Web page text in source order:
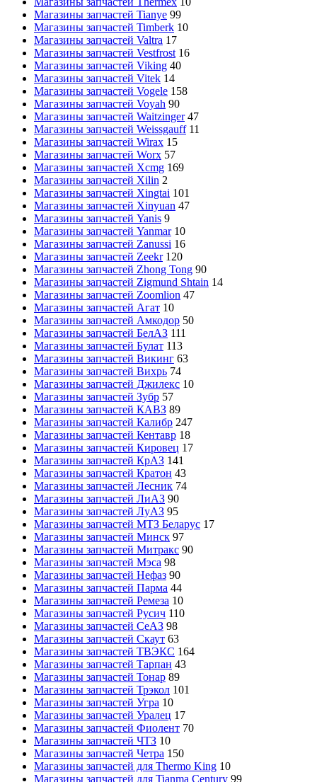
Магазины запчастей Tianye 99
Магазины запчастей Timberk 10
Магазины запчастей Valtra 17
Магазины запчастей Vestfrost 16
Магазины запчастей Viking 40
Магазины запчастей Vitek 14
Магазины запчастей Vogele 158
Магазины запчастей Voyah 90
Магазины запчастей Waitzinger 47
Магазины запчастей Weissgauff 11
Магазины запчастей Wirax 15
Магазины запчастей Worx 57
Магазины запчастей Xcmg 169
Магазины запчастей Xilin 2
Магазины запчастей Xingtai 101
Магазины запчастей Xinyuan 47
Магазины запчастей Yanis 9
Магазины запчастей Yanmar 10
Магазины запчастей Zanussi 16
Магазины запчастей Zeekr 120
Магазины запчастей Zhong Tong 90
Магазины запчастей Zigmund Shtain 14
Магазины запчастей Zoomlion 47
Магазины запчастей Агат 10
Магазины запчастей Амкодор 50
Магазины запчастей БелАЗ 111
Магазины запчастей Булат 113
Магазины запчастей Викинг 63
Магазины запчастей Вихрь 74
Магазины запчастей Джилекс 10
Магазины запчастей Зубр 57
Магазины запчастей КАВЗ 89
Магазины запчастей Калибр 247
Магазины запчастей Кентавр 18
Магазины запчастей Кировец 17
Магазины запчастей КрАЗ 141
Магазины запчастей Кратон 43
Магазины запчастей Лесник 74
Магазины запчастей ЛиАЗ 90
Магазины запчастей ЛуАЗ 95
Магазины запчастей МТЗ Беларус 17
Магазины запчастей Минск 97
Магазины запчастей Митракс 90
Магазины запчастей Мэса 98
Магазины запчастей Нефаз 90
Магазины запчастей Парма 44
Магазины запчастей Ремеза 10
Магазины запчастей Русич 110
Магазины запчастей СеАЗ 98
Магазины запчастей Скаут 63
Магазины запчастей ТВЭКС 164
Магазины запчастей Тарпан 43
Магазины запчастей Тонар 89
Магазины запчастей Трэкол 101
Магазины запчастей Угра 10
Магазины запчастей Уралец 17
Магазины запчастей Фиолент 70
Магазины запчастей ЧТЗ 10
Магазины запчастей Четра 150
Магазины запчастей для Thermo King 10
Магазины запчастей для Tianma Century 99